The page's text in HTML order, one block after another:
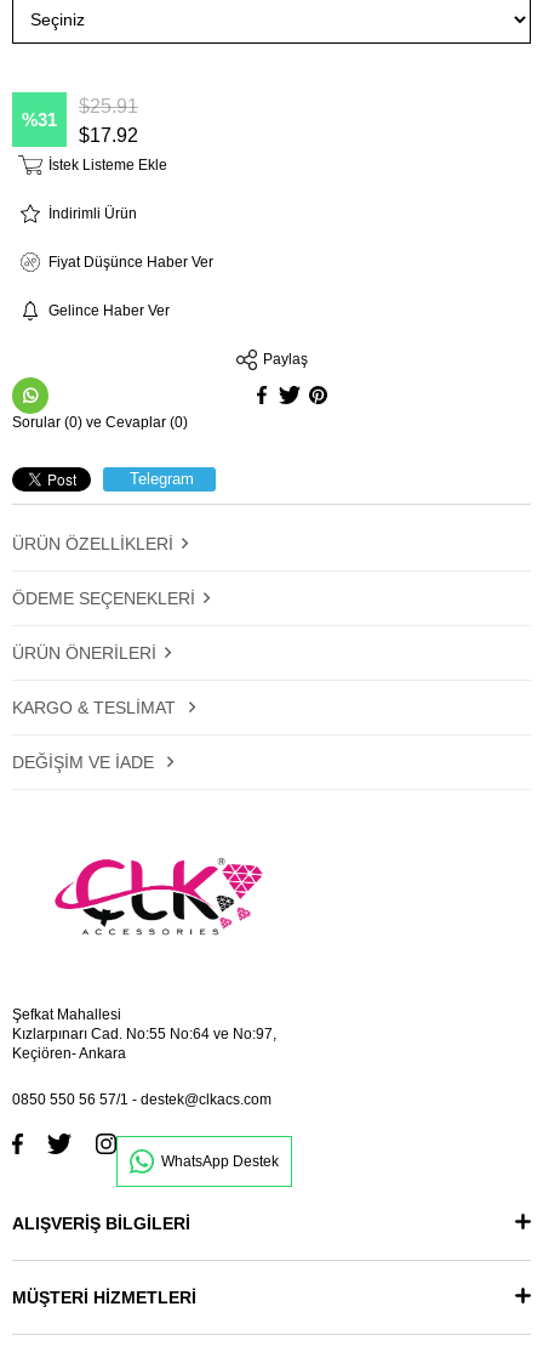
31
$25.91
$17.92
İstek Listeme Ekle
İndirimli Ürün
Fiyat Düşünce Haber Ver
Gelince Haber Ver
Paylaş
Sorular (0) ve Cevaplar (0)
Telegram
ÜRÜN ÖZELLIKLERI
ÖDEME SEÇENEKLERI
ÜRÜN ÖNERILERI
KARGO & TESLIMAT
DEĞIŞIM VE İADE
Şefkat Mahallesi
Kızlarpınarı Cad. No:55 No:64 ve No:97,
Keçiören- Ankara
0850 550 56 57/1 - destek@clkacs.com
WhatsApp Destek
ALIŞVERİŞ BİLGİLERİ
MÜŞTERİ HİZMETLERİ